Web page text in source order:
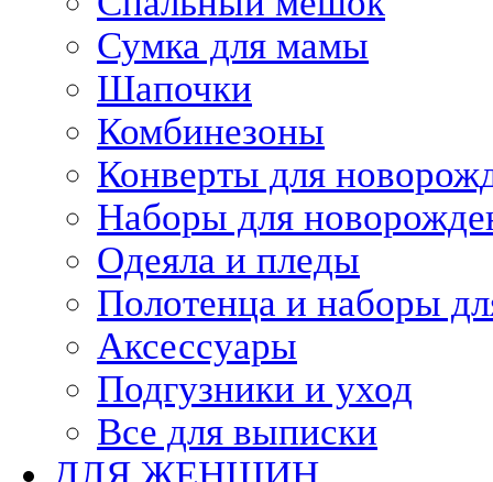
Сумка для мамы
Шапочки
Комбинезоны
Конверты для
Наборы для
Одеяла и пледы
Полотенца и наборы
Аксессуары
Подгузники и уход
Все для выписки